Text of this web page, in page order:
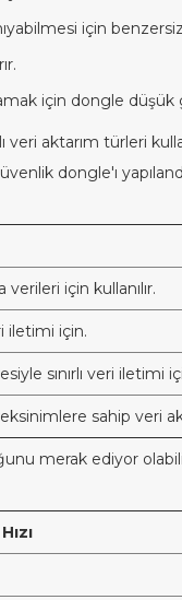
için
için dongle
veri aktarım türleri
dongle'ı
verileri için kullanılır.
iletimi için.
sınırlı veri iletimi
sahip veri
merak ediyor